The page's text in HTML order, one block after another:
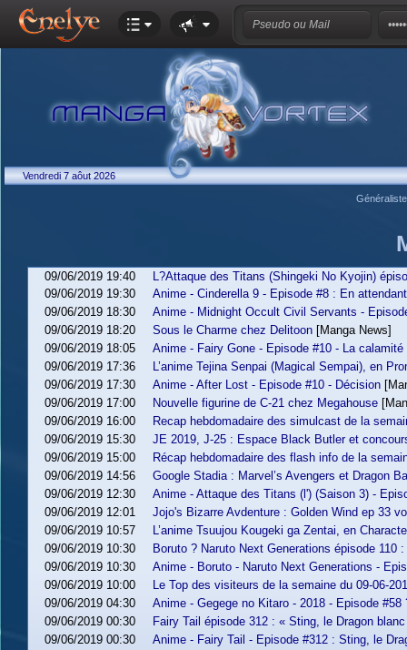
Vendredi 7 aôut 2026
09/06/2019 19:40
L?Attaque des Titans (Shingeki No Kyojin)
09/06/2019 19:30
Anime - Cinderella 9 - Episode #8 : En
09/06/2019 18:30
Anime - Midnight Occult Civil Servants -
09/06/2019 18:20
Sous le Charme chez Delitoon [Manga News]
09/06/2019 18:05
Anime - Fairy Gone - Episode #10 - La calamité
09/06/2019 17:36
L’anime Tejina Senpai (Magical Sempai), en
09/06/2019 17:30
Anime - After Lost - Episode #10 - Décision
09/06/2019 17:00
Nouvelle figurine de C-21 chez Megahouse
09/06/2019 16:00
Recap hebdomadaire des simulcast de la
09/06/2019 15:30
JE 2019, J-25 : Espace Black Butler et
09/06/2019 15:00
Récap hebdomadaire des flash info de la
09/06/2019 14:56
Google Stadia : Marvel’s Avengers et Dragon
09/06/2019 12:30
Anime - Attaque des Titans (l') (Saison 3) -
09/06/2019 12:01
Jojo's Bizarre Avdenture : Golden Wind ep 33
09/06/2019 10:57
L’anime Tsuujou Kougeki ga Zentai, en
09/06/2019 10:30
Boruto ? Naruto Next Generations épisode
09/06/2019 10:30
Anime - Boruto - Naruto Next Generations -
09/06/2019 10:00
Le Top des visiteurs de la semaine du 09-06-
09/06/2019 04:30
Anime - Gegege no Kitaro - 2018 - Episode
09/06/2019 00:30
Fairy Tail épisode 312 : « Sting, le Dragon blanc
09/06/2019 00:30
Anime - Fairy Tail - Episode #312 : Sting, le